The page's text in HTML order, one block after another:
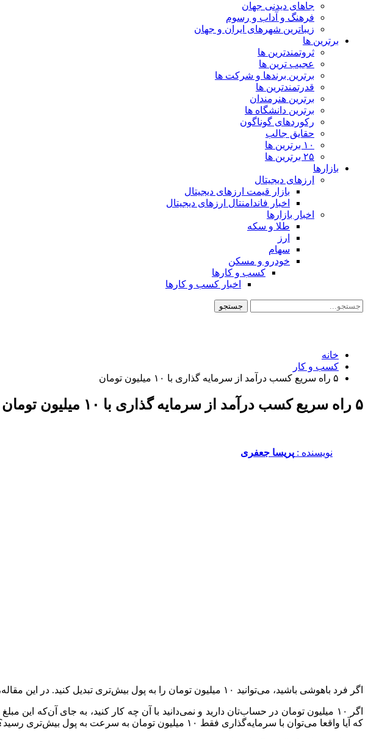
جاهای دیدنی جهان
فرهنگ و آداب و رسوم
زیباترین شهرهای ایران و جهان
برترین ها
ثروتمندترین ها
عجیب ترین ها
برترین برندها و شرکت ها
قدرتمندترین ها
برترین هنرمندان
برترین دانشگاه ها
رکوردهای گوناگون
حقایق جالب
۱۰ برترین ها
۲۵ برترین ها
بازارها
ارزهای دیجیتال
بازار قیمت ارزهای دیجیتال
اخبار فاندامنتال ارزهای دیجیتال
اخبار بازارها
طلا و سکه
ارز
سهام
خودرو و مسکن
کسب و کارها
اخبار کسب و کارها
خانه
کسب و کار
۵ راه سریع کسب درآمد از سرمایه گذاری با ۱۰ میلیون تومان
۵ راه سریع کسب درآمد از سرمایه گذاری با ۱۰ میلیون تومان
نویسنده :‌ پریسا جعفری
اگر فرد باهوشی باشید، می‌توانید ۱۰ میلیون تومان را به پول بیش‌تری تبدیل کنید. در این مقاله، ۷ راه سریع
اگر ۱۰ میلیون تومان در حساب‌تان دارید و نمی‌دانید با آن چه کار کنید، به جای آن‌که
که آیا واقعا می‌توان با سرمایه‌گذاری فقط ۱۰ میلیون تومان به سرعت به پول بیش‌تری رسید؟‌